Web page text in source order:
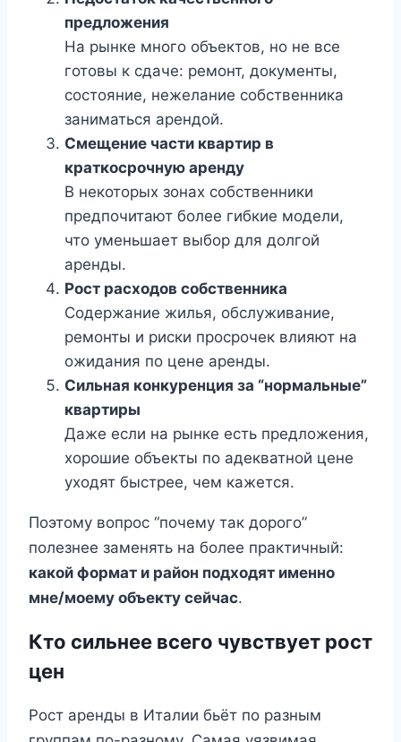
предложения
На рынке много объектов, но не все
готовы к сдаче: ремонт, документы,
состояние, нежелание собственника
заниматься арендой.
Смещение части квартир в
краткосрочную аренду
В некоторых зонах собственники
предпочитают более гибкие модели,
что уменьшает выбор для долгой
аренды.
Рост расходов собственника
Содержание жилья, обслуживание,
ремонты и риски просрочек влияют на
ожидания по цене аренды.
Сильная конкуренция за “нормальные”
квартиры
Даже если на рынке есть предложения,
хорошие объекты по адекватной цене
уходят быстрее, чем кажется.
Поэтому вопрос “почему так дорого”
полезнее заменять на более практичный:
какой формат и район подходят именно
мне/моему объекту сейчас.
Кто сильнее всего чувствует рост
цен
Рост аренды в Италии бьёт по разным